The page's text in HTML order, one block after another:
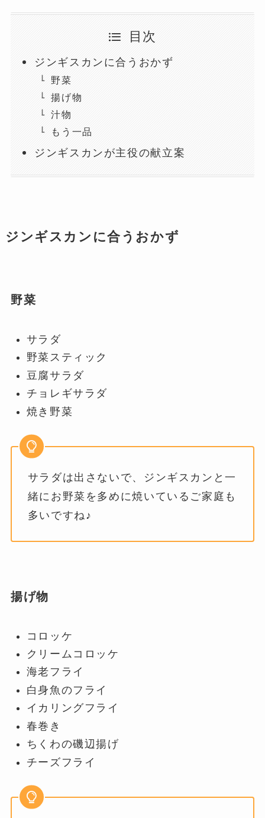
目次
ジンギスカンに合うおかず
野菜
揚げ物
汁物
もう一品
ジンギスカンが主役の献立案
ジンギスカンに合うおかず
野菜
サラダ
野菜スティック
豆腐サラダ
チョレギサラダ
焼き野菜
サラダは出さないで、ジンギスカンと一
緒にお野菜を多めに焼いているご家庭も
多いですね♪
揚げ物
コロッケ
クリームコロッケ
海老フライ
白身魚のフライ
イカリングフライ
春巻き
ちくわの磯辺揚げ
チーズフライ